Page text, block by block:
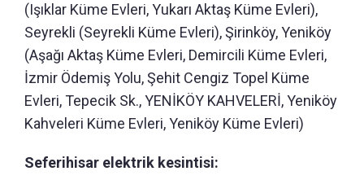
(Işıklar Küme Evleri, Yukarı Aktaş Küme Evleri),
Seyrekli (Seyrekli Küme Evleri), Şirinköy, Yeniköy
(Aşağı Aktaş Küme Evleri, Demircili Küme Evleri,
İzmir Ödemiş Yolu, Şehit Cengiz Topel Küme
Evleri, Tepecik Sk., YENİKÖY KAHVELERİ, Yeniköy
Kahveleri Küme Evleri, Yeniköy Küme Evleri)
Seferihisar elektrik kesintisi: